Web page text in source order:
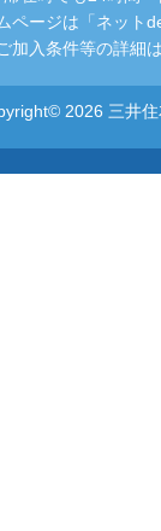
ページは「ネット
加入条件等の詳細
2026 三井